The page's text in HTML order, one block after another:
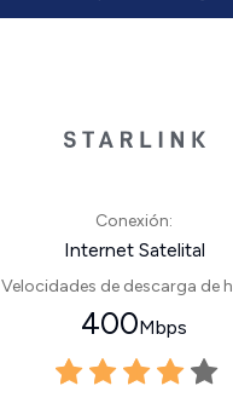
Conexión:
Internet Satelital
Velocidades de descarga de
400Mbps